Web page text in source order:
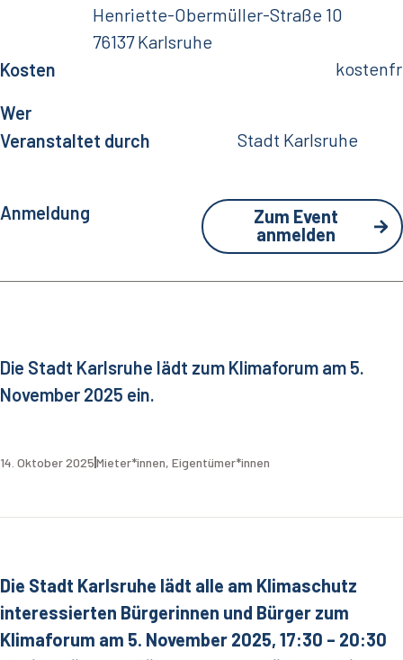
Henriette-Obermüller-Straße 10
76137 Karlsruhe
Kosten
Wer
Veranstaltet durch
Stadt Karlsruhe
Anmeldung
Zum Event
anmelden
Die Stadt Karlsruhe lädt zum Klimaforum am 5.
November 2025 ein.
14. Oktober 2025Mieter*innen, Eigentümer*innen
Die Stadt Karlsruhe lädt alle am Klimaschutz
interessierten Bürgerinnen und Bürger zum
Klimaforum am 5. November 2025, 17:30 – 20:30